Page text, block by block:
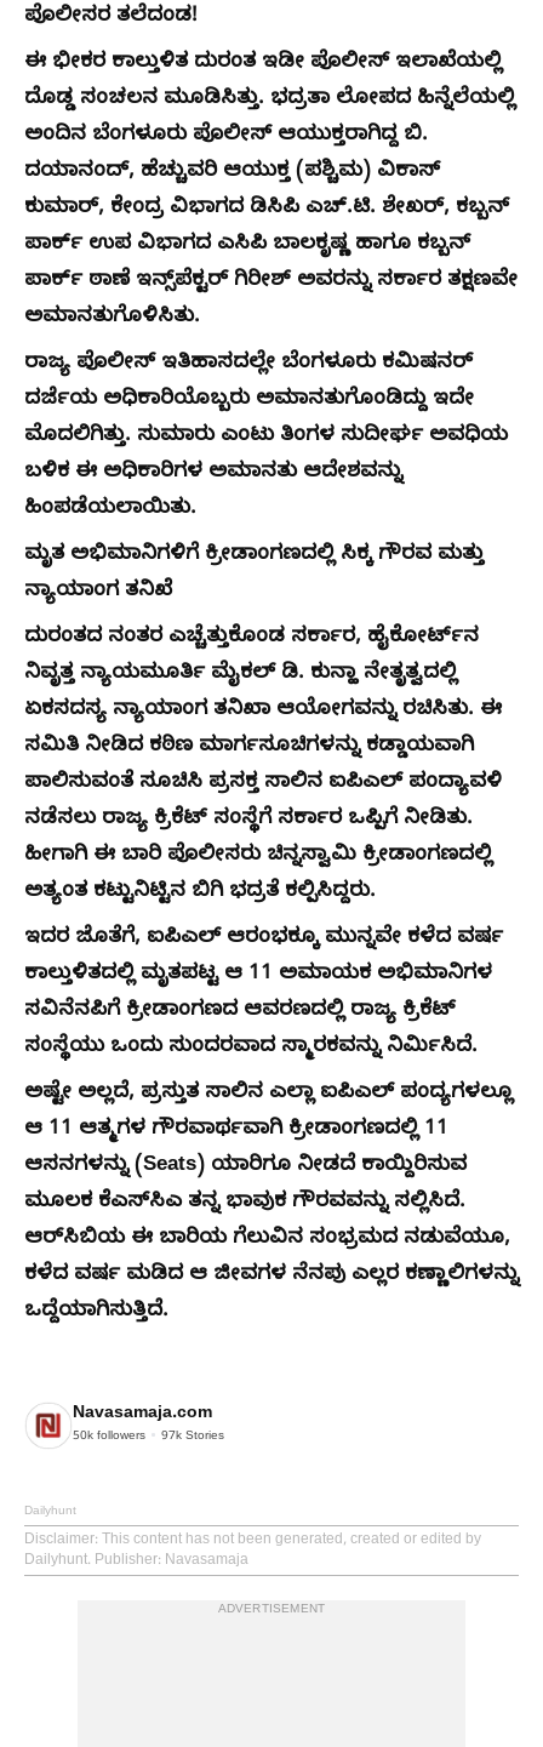
ಪೊಲೀಸರ ತಲೆದಂಡ!
ಈ ಭೀಕರ ಕಾಲ್ತುಳಿತ ದುರಂತ ಇಡೀ ಪೊಲೀಸ್ ಇಲಾಖೆಯಲ್ಲಿ
ದೊಡ್ಡ ಸಂಚಲನ ಮೂಡಿಸಿತ್ತು. ಭದ್ರತಾ ಲೋಪದ ಹಿನ್ನೆಲೆಯಲ್ಲಿ
ಅಂದಿನ ಬೆಂಗಳೂರು ಪೊಲೀಸ್ ಆಯುಕ್ತರಾಗಿದ್ದ ಬಿ.
ದಯಾನಂದ್, ಹೆಚ್ಚುವರಿ ಆಯುಕ್ತ (ಪಶ್ಚಿಮ) ವಿಕಾಸ್
ಕುಮಾರ್, ಕೇಂದ್ರ ವಿಭಾಗದ ಡಿಸಿಪಿ ಎಚ್.ಟಿ. ಶೇಖರ್, ಕಬ್ಬನ್
ಪಾರ್ಕ್ ಉಪ ವಿಭಾಗದ ಎಸಿಪಿ ಬಾಲಕೃಷ್ಣ ಹಾಗೂ ಕಬ್ಬನ್
ಪಾರ್ಕ್ ಠಾಣೆ ಇನ್ಸ್‌ಪೆಕ್ಟರ್ ಗಿರೀಶ್ ಅವರನ್ನು ಸರ್ಕಾರ ತಕ್ಷಣವೇ
ಅಮಾನತುಗೊಳಿಸಿತು.
ರಾಜ್ಯ ಪೊಲೀಸ್ ಇತಿಹಾಸದಲ್ಲೇ ಬೆಂಗಳೂರು ಕಮಿಷನರ್
ದರ್ಜೆಯ ಅಧಿಕಾರಿಯೊಬ್ಬರು ಅಮಾನತುಗೊಂಡಿದ್ದು ಇದೇ
ಮೊದಲಿಗಿತ್ತು. ಸುಮಾರು ಎಂಟು ತಿಂಗಳ ಸುದೀರ್ಘ ಅವಧಿಯ
ಬಳಿಕ ಈ ಅಧಿಕಾರಿಗಳ ಅಮಾನತು ಆದೇಶವನ್ನು
ಹಿಂಪಡೆಯಲಾಯಿತು.
ಮೃತ ಅಭಿಮಾನಿಗಳಿಗೆ ಕ್ರೀಡಾಂಗಣದಲ್ಲಿ ಸಿಕ್ಕ ಗೌರವ ಮತ್ತು
ನ್ಯಾಯಾಂಗ ತನಿಖೆ
ದುರಂತದ ನಂತರ ಎಚ್ಚೆತ್ತುಕೊಂಡ ಸರ್ಕಾರ, ಹೈಕೋರ್ಟ್‌ನ
ನಿವೃತ್ತ ನ್ಯಾಯಮೂರ್ತಿ ಮೈಕಲ್ ಡಿ. ಕುನ್ಹಾ ನೇತೃತ್ವದಲ್ಲಿ
ಏಕಸದಸ್ಯ ನ್ಯಾಯಾಂಗ ತನಿಖಾ ಆಯೋಗವನ್ನು ರಚಿಸಿತು. ಈ
ಸಮಿತಿ ನೀಡಿದ ಕಠಿಣ ಮಾರ್ಗಸೂಚಿಗಳನ್ನು ಕಡ್ಡಾಯವಾಗಿ
ಪಾಲಿಸುವಂತೆ ಸೂಚಿಸಿ ಪ್ರಸಕ್ತ ಸಾಲಿನ ಐಪಿಎಲ್ ಪಂದ್ಯಾವಳಿ
ನಡೆಸಲು ರಾಜ್ಯ ಕ್ರಿಕೆಟ್ ಸಂಸ್ಥೆಗೆ ಸರ್ಕಾರ ಒಪ್ಪಿಗೆ ನೀಡಿತು.
ಹೀಗಾಗಿ ಈ ಬಾರಿ ಪೊಲೀಸರು ಚಿನ್ನಸ್ವಾಮಿ ಕ್ರೀಡಾಂಗಣದಲ್ಲಿ
ಅತ್ಯಂತ ಕಟ್ಟುನಿಟ್ಟಿನ ಬಿಗಿ ಭದ್ರತೆ ಕಲ್ಪಿಸಿದ್ದರು.
ಇದರ ಜೊತೆಗೆ, ಐಪಿಎಲ್ ಆರಂಭಕ್ಕೂ ಮುನ್ನವೇ ಕಳೆದ ವರ್ಷ
ಕಾಲ್ತುಳಿತದಲ್ಲಿ ಮೃತಪಟ್ಟ ಆ 11 ಅಮಾಯಕ ಅಭಿಮಾನಿಗಳ
ಸವಿನೆನಪಿಗೆ ಕ್ರೀಡಾಂಗಣದ ಆವರಣದಲ್ಲಿ ರಾಜ್ಯ ಕ್ರಿಕೆಟ್
ಸಂಸ್ಥೆಯು ಒಂದು ಸುಂದರವಾದ ಸ್ಮಾರಕವನ್ನು ನಿರ್ಮಿಸಿದೆ.
ಅಷ್ಟೇ ಅಲ್ಲದೆ, ಪ್ರಸ್ತುತ ಸಾಲಿನ ಎಲ್ಲಾ ಐಪಿಎಲ್ ಪಂದ್ಯಗಳಲ್ಲೂ
ಆ 11 ಆತ್ಮಗಳ ಗೌರವಾರ್ಥವಾಗಿ ಕ್ರೀಡಾಂಗಣದಲ್ಲಿ 11
ಆಸನಗಳನ್ನು (Seats) ಯಾರಿಗೂ ನೀಡದೆ ಕಾಯ್ದಿರಿಸುವ
ಮೂಲಕ ಕೆಎಸ್‍ಸಿಎ ತನ್ನ ಭಾವುಕ ಗೌರವವನ್ನು ಸಲ್ಲಿಸಿದೆ.
ಆರ್‌ಸಿಬಿಯ ಈ ಬಾರಿಯ ಗೆಲುವಿನ ಸಂಭ್ರಮದ ನಡುವೆಯೂ,
ಕಳೆದ ವರ್ಷ ಮಡಿದ ಆ ಜೀವಗಳ ನೆನಪು ಎಲ್ಲರ ಕಣ್ಣಾಲಿಗಳನ್ನು
ಒದ್ದೆಯಾಗಿಸುತ್ತಿದೆ.
Navasamaja.com
50k followers 97k Stories
Dailyhunt
Disclaimer: This content has not been generated, created or edited by
Dailyhunt. Publisher: Navasamaja
ADVERTISEMENT